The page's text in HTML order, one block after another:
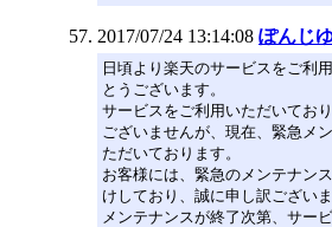
2017/07/24 13:14:08 ぽんじ
日頃より楽天のサービスをご利
とうございます。
サービスをご利用いただいてお
ございませんが、現在、緊急メ
ただいております。
お客様には、緊急のメンテナン
けしており、誠に申し訳ございま
メンテナンスが終了次第、サー